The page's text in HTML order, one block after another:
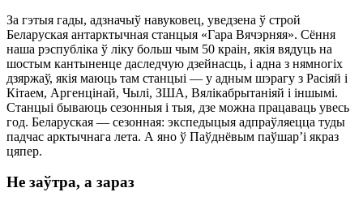
За гэтыя гады, адзначыў навуковец, уведзена ў строй
Беларуская антарктычная станцыя «Гара Вячэрняя». Сёння
наша рэспубліка ў ліку больш чым 50 краін, якія вядуць на
шостым кантыненце даследчую дзейнасць, і адна з нямногіх
дзяржаў, якія маюць там станцыі — у адным шэрагу з Расіяй і
Кітаем, Аргенцінай, Чылі, ЗША, Вялікабрытаніяй і іншымі.
Станцыі бываюць сезонныя і тыя, дзе можна працаваць увесь
год. Беларуская — сезонная: экспедыцыя адпраўляецца туды
падчас арктычнага лета. А яно ў Паўднёвым паўшар’і якраз
цяпер.
Не заўтра, а зараз